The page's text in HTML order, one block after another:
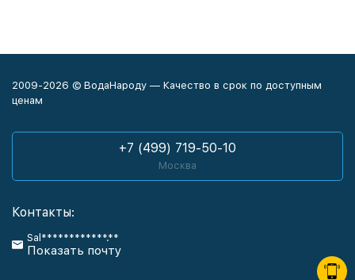
2009-2026 © ВодаНароду — Качество в срок по доступным
ценам
+7 (499) 719-50-10
Москва
Контакты:
Sal************.**
Показать почту